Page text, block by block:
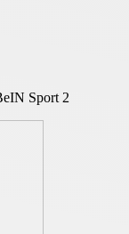
Sport 2